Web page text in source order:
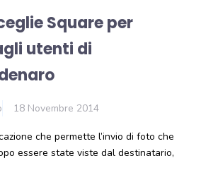
Square per
utenti di
18 Novembre 2014
che permette l’invio di foto che
essere state viste dal destinatario,